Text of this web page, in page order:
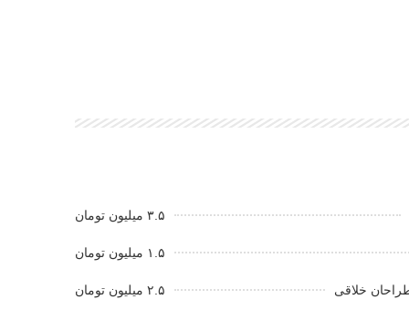
۳.۵ میلیون تومان
۱.۵ میلیون تومان
خلاقی ۲.۵ میلیون تومان